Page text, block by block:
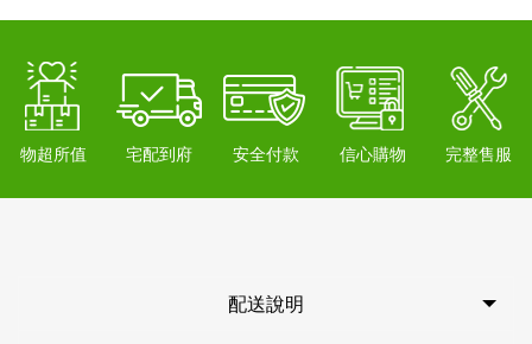
物超所值 宅配到府 安全付款 信心購物 完整售服
配送說明